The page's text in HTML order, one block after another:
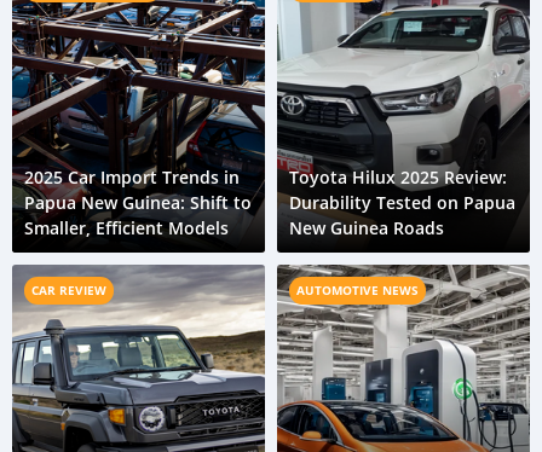
2025 Car Import Trends in
Papua New Guinea: Shift to
Smaller, Efficient Models
Toyota Hilux 2025 Review:
Durability Tested on Papua
New Guinea Roads
CAR REVIEW AUTOMOTIVE NEWS